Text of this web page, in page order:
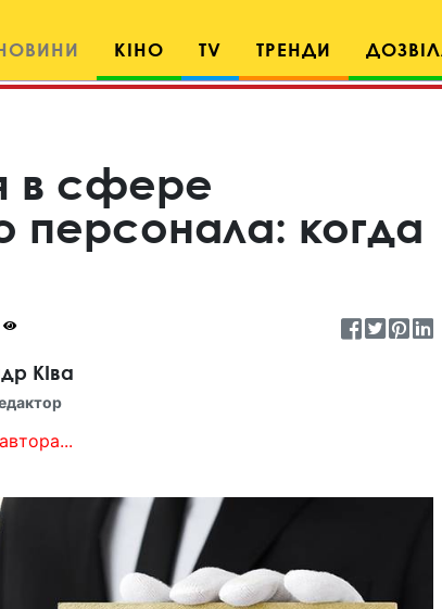
КІНО TV ТРЕНДИ
в сфере
персонала: когда
КІва